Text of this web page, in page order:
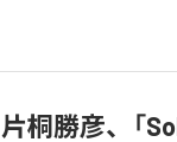
片桐勝彦、「